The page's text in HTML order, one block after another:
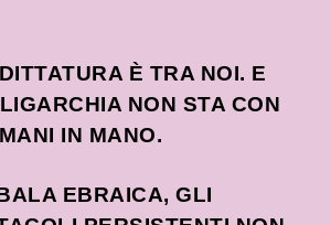
È TRA NOI. E
NON STA CON
IN MANO.
EBRAICA, GLI